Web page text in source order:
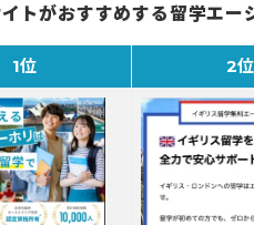
トがおすすめする留学エー
1位 2位